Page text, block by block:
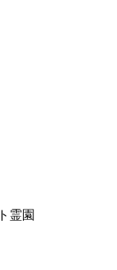
霊園